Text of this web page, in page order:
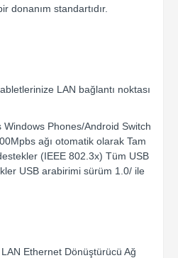
donanım standartıdır.
LAN bağlantı noktası
Windows Phones/Android Switch
ağı otomatik olarak Tam
(IEEE 802.3x) Tüm USB
USB arabirimi sürüm 1.0/ ile
Ethernet Dönüştürücü Ağ